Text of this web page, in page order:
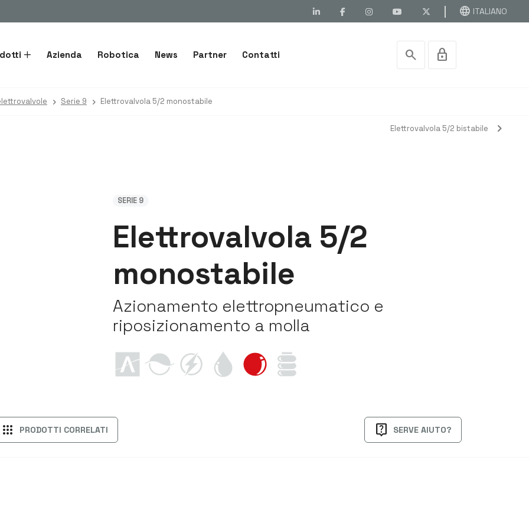
language ITALIANO
Azienda Robotica News Partner Contatti search lock
Serie 9 Elettrovalvola 5/2 monostabile
Elettrovalvola 5/2 bistabile chevron_right
SERIE 9
Elettrovalvola 5/2
monostabile
Azionamento elettropneumatico e
riposizionamento a molla
apps PRODOTTI CORRELATI live_help SERVE AIUTO?